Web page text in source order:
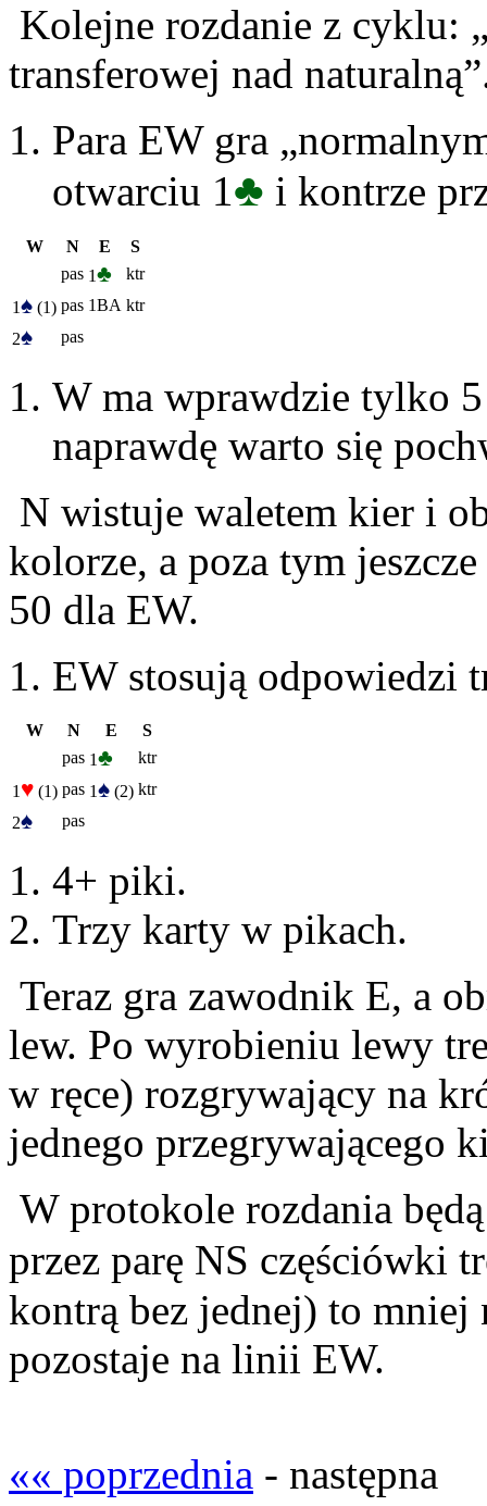
Kolejne rozdanie z cyklu:
transferowej nad
Para EW gra
otwarciu 1♣ i kontrze
W N E
S
pas 1♣
ktr
1♠ (1) pas 1BA ktr
2♠ pas
W ma wprawdzie tylko
naprawdę warto się
N wistuje waletem kier i
kolorze, a poza tym
50 dla EW.
EW stosują odpowiedzi
W N E
S
pas 1♣
ktr
1 ♥ (1) pas 1♠ (2) ktr
2♠ pas
4+ piki.
Trzy karty w pikach.
Teraz gra zawodnik E, a
lew. Po wyrobieniu lewy
w ręce) rozgrywający na
jednego przegrywającego
W protokole rozdania
przez parę NS częściówki
kontrą bez jednej) to mniej
pozostaje na linii EW.
«« poprzednia - następna